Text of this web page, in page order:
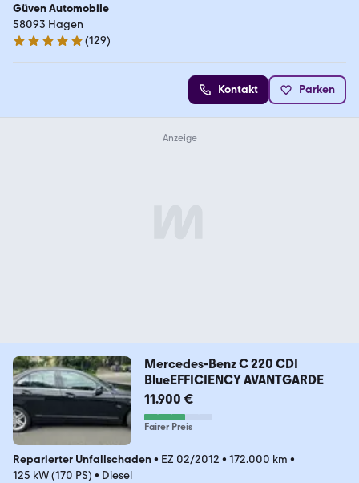
Güven Automobile
58093 Hagen
4.9 Sterne
(129)
Kontakt Parken
Mercedes-Benz C 220 CDI
BlueEFFICIENCY AVANTGARDE
11.900 €
Fairer Preis
Reparierter Unfallschaden• EZ 02/2012 • 172.000 km •
125 kW (170 PS) • Diesel